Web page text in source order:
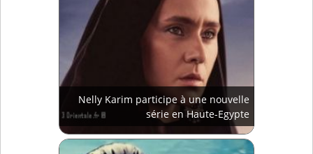
Nelly Karim participe à une nouvelle
série en Haute-Egypte